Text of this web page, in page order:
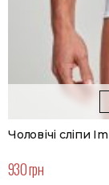
Чоловічі сліпи
930 грн